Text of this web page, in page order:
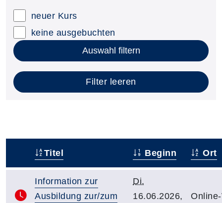
neuer Kurs
keine ausgebuchten
Auswahl filtern
Filter leeren
Titel Beginn Ort
Information zur
Ausbildung zur/zum
Di.
16.06.2026,